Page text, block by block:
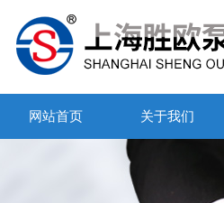
网站首页 关于我们